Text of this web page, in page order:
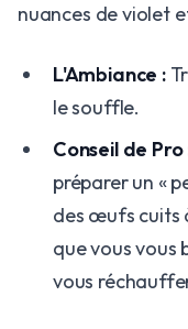
nuances de violet
L'Ambiance :
le souffle.
Conseil de Pro
préparer un «
des œufs cuits
que vous vous
vous